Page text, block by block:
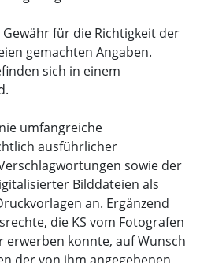
für die Richtigkeit der
gemachten Angaben.
sich in einem
umfangreiche
ausführlicher
sowie der
Bilddateien als
an. Ergänzend
die KS vom Fotografen
konnte, auf Wunsch